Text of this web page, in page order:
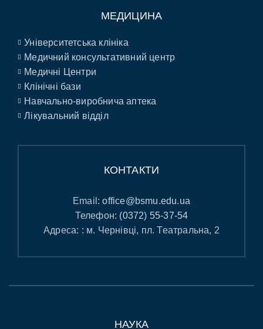
МЕДИЦИНА
Університетська клініка
Медичний консультативний центр
Медичні Центри
Клінічні бази
Навчально-виробнича аптека
Лікувальний відділ
КОНТАКТИ
Email:office@bsmu.edu.ua
Телефон: (0372) 55-37-54
Адреса: : м. Чернівці, пл. Театральна, 2
НАУКА